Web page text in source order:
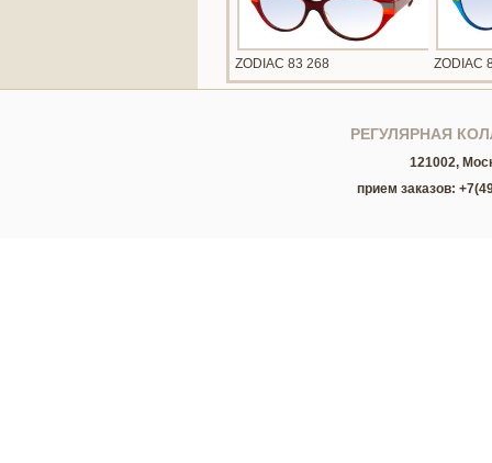
ZODIAC 83 268 ZODIAC
РЕГУЛЯРНАЯ
121002,
прием заказов: